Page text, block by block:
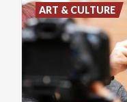
ART & CULTURE